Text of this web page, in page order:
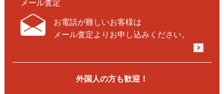
メール査定
お電話が難しいお客様は
メール査定よりお申し込みください。
外国人の方も歓迎！